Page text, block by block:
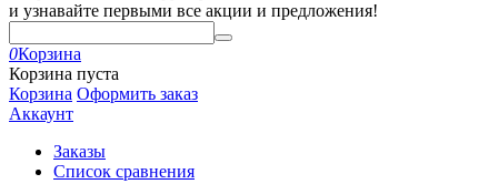
и узнавайте первыми все акции и предложения!
0Корзина
Корзина пуста
Корзина Оформить заказ
Аккаунт
Заказы
Список сравнения